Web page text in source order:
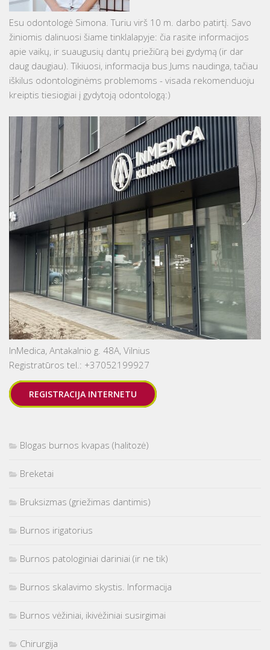
Esu odontologė Simona. Turiu virš 10 m. darbo patirtį. Savo
žiniomis dalinuosi šiame tinklalapyje: čia rasite informacijos
apie vaikų, ir suaugusių dantų priežiūrą bei gydymą (ir dar
daug daugiau). Tikiuosi, informacija bus Jums naudinga, tačiau
iškilus odontologinėms problemoms - visada rekomenduoju
kreiptis tiesiogiai į gydytoją odontologą:)
InMedica, Antakalnio g. 48A, Vilnius
Registratūros tel.: +37052199927
REGISTRACIJA INTERNETU
Blogas burnos kvapas (halitozė)
Breketai
Bruksizmas (griežimas dantimis)
Burnos irigatorius
Burnos patologiniai dariniai (ir ne tik)
Burnos skalavimo skystis. Informacija
Burnos vėžiniai, ikivėžiniai susirgimai
Chirurgija